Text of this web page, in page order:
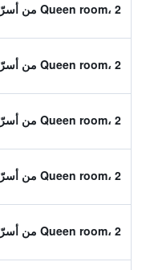
Queen room، 2 من أسرّة الكوين
Queen room، 2 من أسرّة الكوين
Queen room، 2 من أسرّة الكوين
Queen room، 2 من أسرّة الكوين
Queen room، 2 من أسرّة الكوين